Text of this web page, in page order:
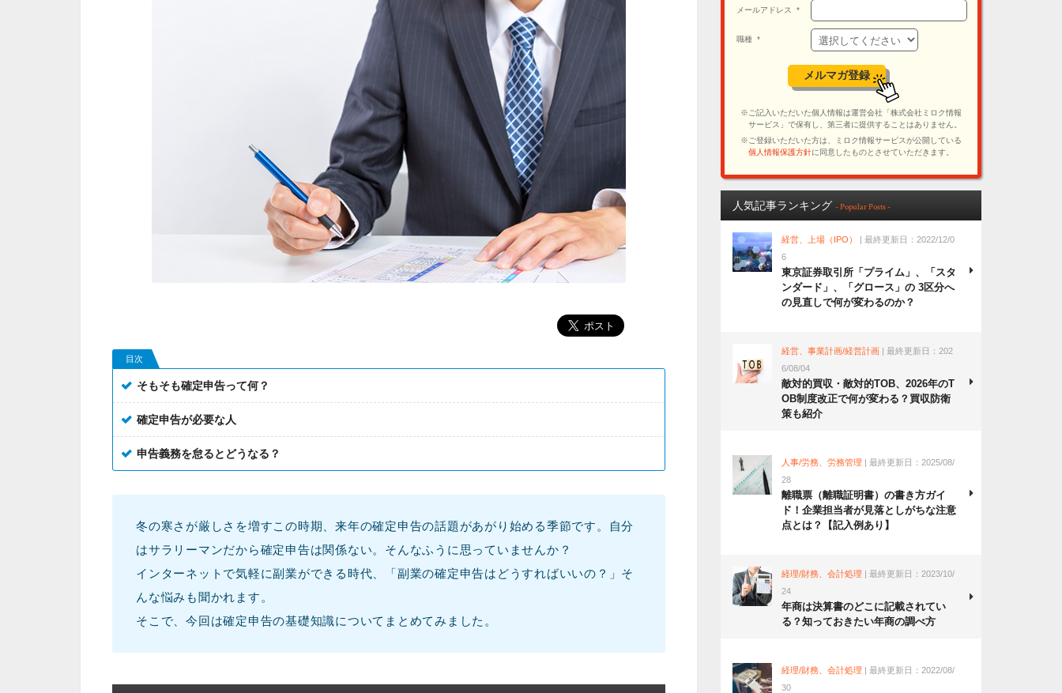
目次
そもそも確定申告って何？
確定申告が必要な人
申告義務を怠るとどうなる？
冬の寒さが厳しさを増すこの時期、来年の確定申告の話題があがり始める季節です。自分
はサラリーマンだから確定申告は関係ない。そんなふうに思っていませんか？
インターネットで気軽に副業ができる時代、「副業の確定申告はどうすればいいの？」そ
んな悩みも聞かれます。
そこで、今回は確定申告の基礎知識についてまとめてみました。
人気記事ランキング - Popular Posts -
経営、上場（IPO）
| 最終更新日：2022/12/0
6
東京証券取引所「プライム」、「スタ
ンダード」、「グロース」の 3区分へ
の見直しで何が変わるのか？
経営、事業計画/経営計画 | 最終更新日：202
6/08/04
敵対的買収・敵対的TOB、2026年のT
OB制度改正で何が変わる？買収防衛
策も紹介
人事/労務、労務管理 | 最終更新日：2025/08/
28
離職票（離職証明書）の書き方ガイ
ド！企業担当者が見落としがちな注意
点とは？【記入例あり】
経理/財務、会計処理 | 最終更新日：2023/10/
24
年商は決算書のどこに記載されてい
る？知っておきたい年商の調べ方
経理/財務、会計処理 | 最終更新日：2022/08/
30